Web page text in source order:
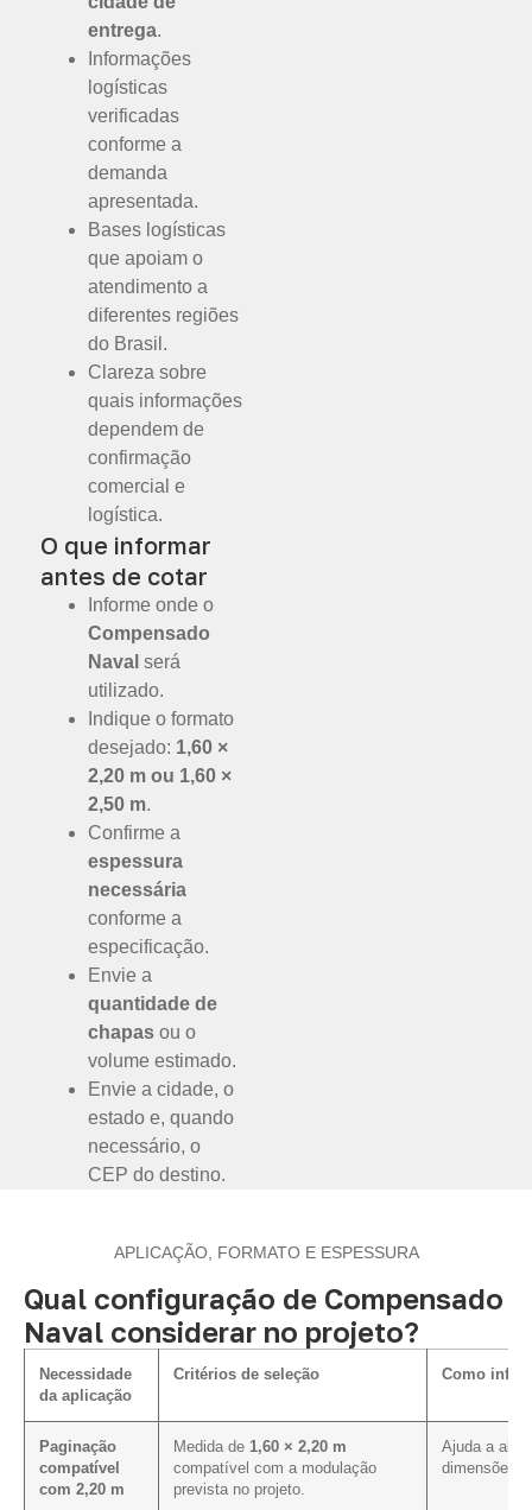
entrega.
Informações
logísticas
verificadas
conforme a
demanda
apresentada.
Bases logísticas
que apoiam o
atendimento a
diferentes regiões
do Brasil.
Clareza sobre
quais informações
dependem de
confirmação
comercial e
logística.
O que informar
antes de cotar
Informe onde o
Compensado
Naval será
utilizado.
Indique o formato
desejado: 1,60 ×
2,20 m ou 1,60 ×
2,50 m.
Confirme a
espessura
necessária
conforme a
especificação.
Envie a
quantidade de
chapas ou o
volume estimado.
Envie a cidade, o
estado e, quando
necessário, o
CEP do destino.
APLICAÇÃO, FORMATO E ESPESSURA
Qual configuração de Compensado
Naval considerar no projeto?
Necessidade
da aplicação
Critérios de seleção Como
Paginação
compatível
com 2,20 m
Medida de 1,60 × 2,20 m
compatível com a modulação
prevista no projeto.
Ajuda a
dimensões